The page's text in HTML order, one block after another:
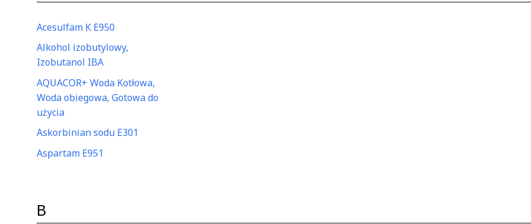
Acesulfam K E950
Alkohol izobutylowy,
Izobutanol IBA
AQUACOR+ Woda Kotłowa,
Woda obiegowa, Gotowa do
użycia
Askorbinian sodu E301
Aspartam E951
B